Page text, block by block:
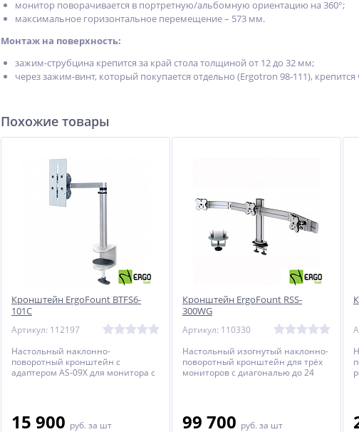
монитор поворачивается в портретную/альбомную ориентацию на 360°;
максимальное горизонтальное перемещение – 573 мм.
Монтаж на поверхность:
зажим-струбцина крепится за край стола толщиной от 12 до 32 мм;
через зажим-винт, который покупается отдельно (Ergotron 98-111),
Похожие товары
Кронштейн ErgoFount BTFS6-
101C
Артикул: 112197
Настольный наклонно-
поворотный кронштейн с
адаптером AS-09X для монитора с
15 900 руб. за шт
Кронштейн ErgoFount RSS-
300WG
Артикул: 110330
Настольный изогнутый наклонно-
поворотный кронштейн для трёх
мониторов с диагональю до 24
99 700 руб. за шт